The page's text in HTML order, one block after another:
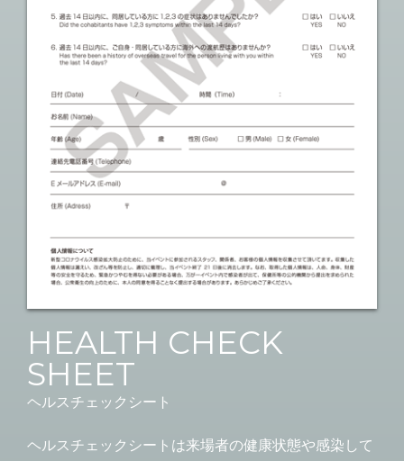
HEALTH CHECK
SHEET
ヘルスチェックシート
ヘルスチェックシートは来場者の健康状態や感染して